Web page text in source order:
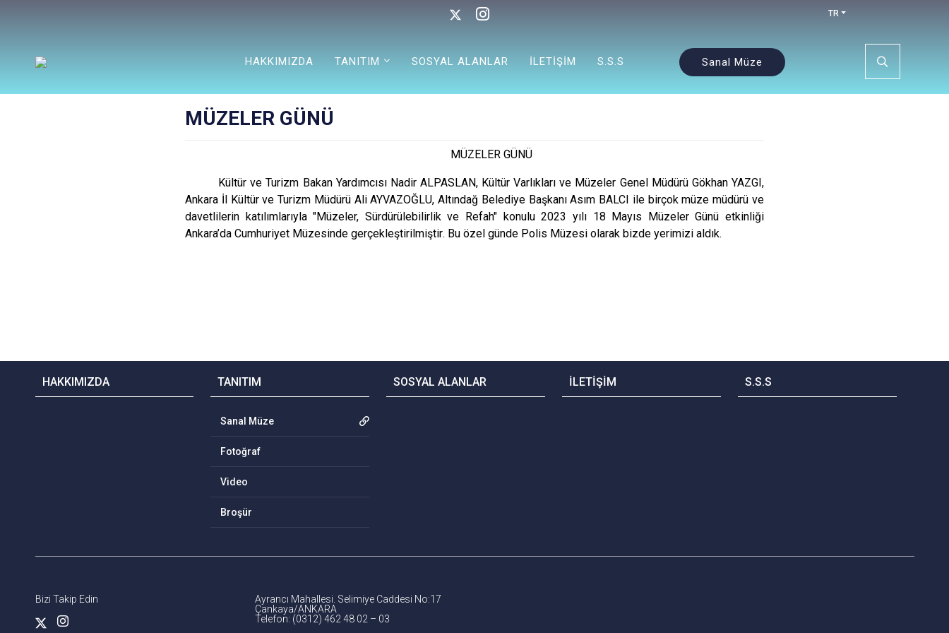
TR
HAKKIMIZDA TANITIM SOSYAL ALANLAR İLETİŞİM S.S.S Sanal Müze
MÜZELER GÜNÜ
MÜZELER GÜNÜ
Kültür ve Turizm Bakan Yardımcısı Nadir ALPASLAN, Kültür Varlıkları ve Müzeler Genel Müdürü Gökhan YAZGI,
Ankara İl Kültür ve Turizm Müdürü Ali AYVAZOĞLU, Altındağ Belediye Başkanı Asım BALCI ile birçok müze müdürü ve
davetlilerin katılımlarıyla "Müzeler, Sürdürülebilirlik ve Refah" konulu 2023 yılı 18 Mayıs Müzeler Günü etkinliği
Ankara’da Cumhuriyet Müzesinde gerçekleştirilmiştir. Bu özel günde Polis Müzesi olarak bizde yerimizi aldık.
HAKKIMIZDA TANITIM
Sanal Müze
Fotoğraf
Video
Broşür
SOSYAL ALANLAR İLETİŞİM S.S.S
Bizi Takip Edin
Ayrancı Mahallesi. Selimiye Caddesi No:17
Çankaya/ANKARA
Telefon: (0312) 462 48 02 – 03